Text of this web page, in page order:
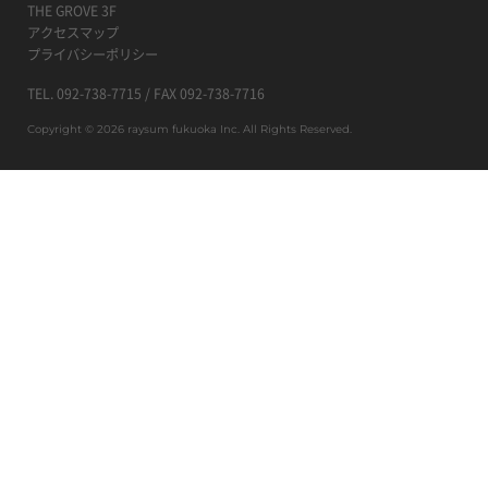
THE GROVE 3F
アクセスマップ
プライバシーポリシー
TEL.092-738-7715 / FAX 092-738-7716
Copyright © 2026 raysum fukuoka Inc. All Rights Reserved.